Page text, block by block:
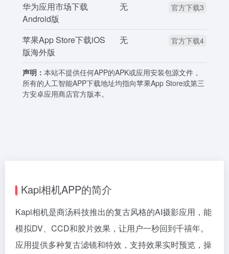
华为应用市场下载
Android版
无 官方下载3
苹果App Store下载iOS
版海外版
无 官方下载4
声明： 本站不提供任何APP的APK或应用安装包源文件，
所有的人工智能APP下载地址均指向苹果App Store或第三
方安卓应用商店官方版本。
Kapi相机APP的简介
Kapi相机是商汤科技推出的复古风格的AI摄影应用，能
模拟DV、CCD和胶片效果，让用户一秒回到千禧年。
应用提供多种复古滤镜和特效，支持效果实时预览，操